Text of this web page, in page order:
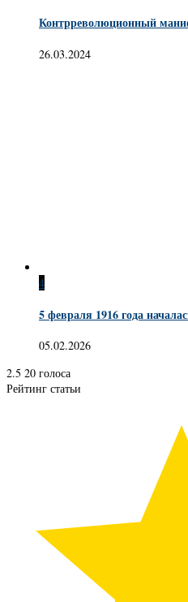
Контрреволюционный
26.03.2024
4
5 февраля 1916 года
05.02.2026
2.5 20 голоса
Рейтинг статьи